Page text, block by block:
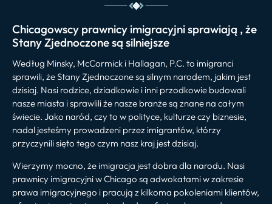
Chicagowscy prawnicy imigracyjni sprawiają , że ​​
Stany Zjednoczone są silniejsze
Według Minsky, McCormick i Hallagan, P.C. to ​​imigranci
sprawili, że Stany Zjednoczone są silnym narodem, jakim jest
dzisiaj. Nasi rodzice, dziadkowie i inni przodkowie budowali
nasze miasta i sprawlili że nasze branże są znane na całym
świecie. Jako naród, czy to w polityce, kulturze czy biznesie,
nadal jesteśmy prowadzeni przez imigrantów, którzy
przyczynili sięto tego czym nasz kraj jest dzisiaj.
Wierzymy mocno, że imigracja jest dobra dla narodu. Nasi
prawnicy imigracyjni w Chicago są adwokatami w zakresie
prawa imigracyjnego i pracują z kilkoma pokoleniami klientów,